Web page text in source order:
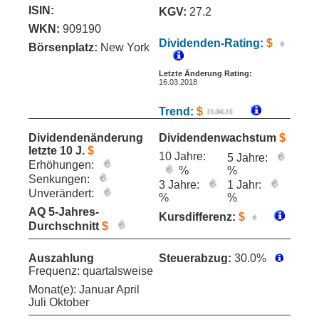
ISIN:
WKN: 909190
Börsenplatz: New York
KGV: 27.2
Dividenden-Rating: $
Letzte Änderung Rating:
16.03.2018
Trend: $
Dividendenänderung
letzte 10 J. $
Erhöhungen:
Senkungen:
Unverändert:
AQ 5-Jahres-
Durchschnitt $
Dividendenwachstum $
10 Jahre:
%
5 Jahre:
%
3 Jahre:
%
1 Jahr:
%
Kursdifferenz: $
Auszahlung
Frequenz: quartalsweise
Monat(e): Januar April
Juli Oktober
Steuerabzug: 30.0%